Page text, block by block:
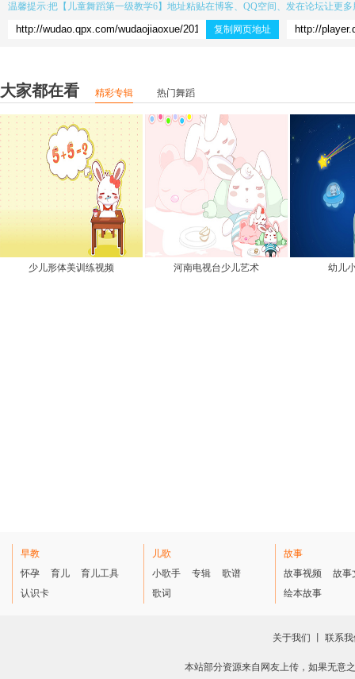
温馨提示:把【 儿童舞蹈第一级教学6】地址粘贴在博客、QQ空间、发在论坛让更
复制网页地址
大家都在看 精彩专辑 热门舞蹈
少儿形体美训练视频 河南电视台少儿艺术 幼儿
早教
怀孕
育儿
育儿工具
认识卡
儿歌
小歌手
专辑
歌谱
歌词
故事
故事视频
故事
绘本故事
关于我们 联系
本站部分资源来自网友上传，如果无意